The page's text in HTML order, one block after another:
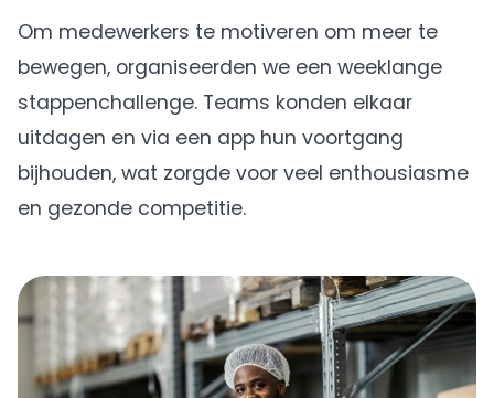
Om medewerkers te motiveren om meer te
bewegen, organiseerden we een weeklange
stappenchallenge. Teams konden elkaar
uitdagen en via een app hun voortgang
bijhouden, wat zorgde voor veel enthousiasme
en gezonde competitie.